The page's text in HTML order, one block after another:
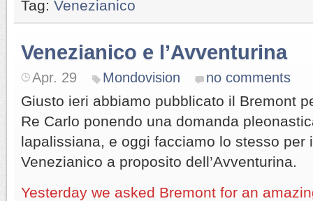
Tag: Venezianico
Venezianico e l’Avventurina
Apr. 29 Mondovision no comments
Giusto ieri abbiamo pubblicato il Bremont
Re Carlo ponendo una domanda
lapalissiana, e oggi facciamo lo stesso per
Venezianico a proposito dell’Avventurina.
Yesterday we asked Bremont for an